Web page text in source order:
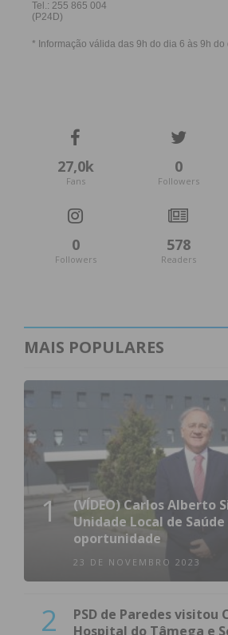
27,0k
Fans
0
Followers
0
Followers
578
Readers
MAIS POPULARES
1
(VÍDEO) Carlos Alberto
Unidade Local de
oportunidade
23 DE NOVEMBRO 2023
2
PSD de Paredes visitou
Hospital do Tâmega e